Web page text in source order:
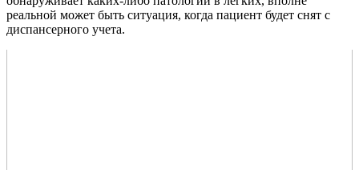
реальной может быть ситуация, когда пациент будет снят с
диспансерного учета.